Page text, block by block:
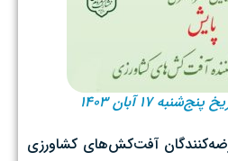
۱۷ آبان ۱۴۰۳
آفت‌کش‌های کشاورزی